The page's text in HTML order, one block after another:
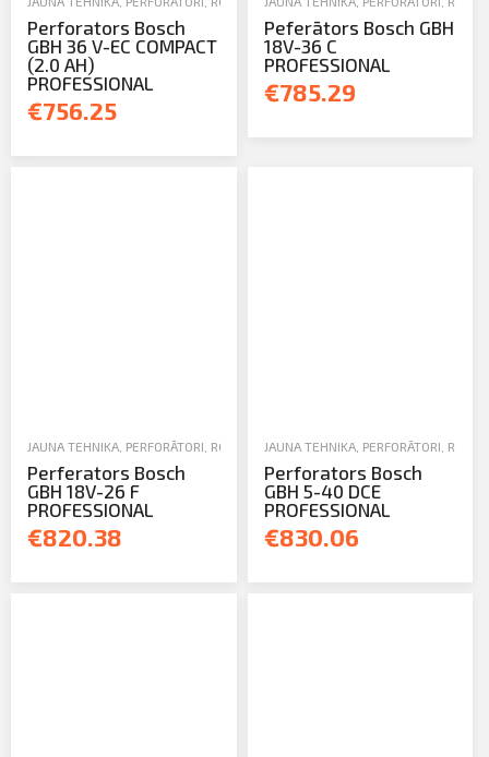
Perforators Bosch
GBH 36 V-EC COMPACT
(2.0 AH)
PROFESSIONAL
€756.25
Peferātors Bosch GBH
18V-36 C
PROFESSIONAL
€785.29
JAUNA TEHNIKA PERFORĀTORI ROKAS UN ELEKTROINSTRUMENTI
Perferators Bosch
GBH 18V-26 F
PROFESSIONAL
€820.38
JAUNA TEHNIKA, PERFORĀTORI
Perforators Bosch
GBH 5-40 DCE
PROFESSIONAL
€830.06